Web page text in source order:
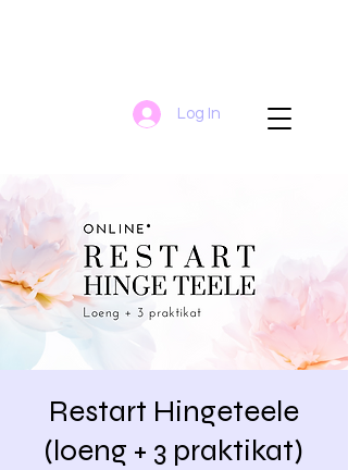
Log In
Restart Hingeteele
(loeng + 3 praktikat)